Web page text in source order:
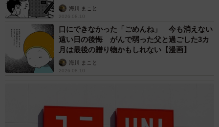
満開の桜と水没デミオ（提供画像）
海川 まこと
2026.08.10
口にできなかった「ごめんね」 今も消えない
遠い日の後悔 がんで弱った父と過ごした3カ
月は最後の贈り物かもしれない【漫画】
海川 まこと
2026.08.10